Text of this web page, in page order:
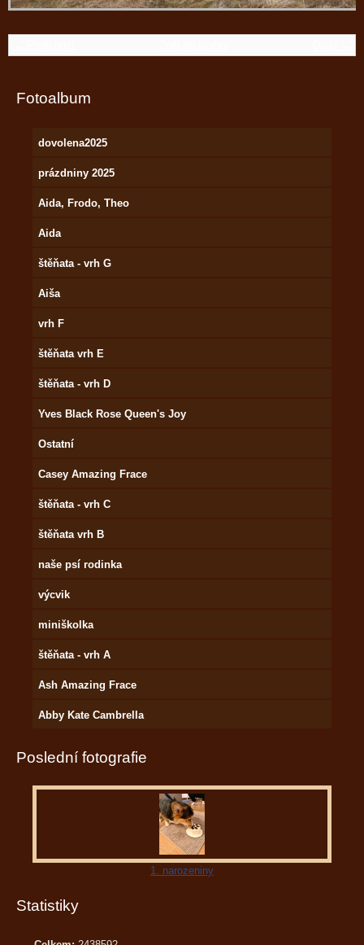
Fotoalbum
dovolena2025
prázdniny 2025
Aida, Frodo, Theo
Aida
štěňata - vrh G
Aiša
vrh F
štěňata vrh E
štěňata - vrh D
Yves Black Rose Queen's Joy
Ostatní
Casey Amazing Frace
štěňata - vrh C
štěňata vrh B
naše psí rodinka
výcvik
miniškolka
štěňata - vrh A
Ash Amazing Frace
Abby Kate Cambrella
Poslední fotografie
1. narozeniny
Statistiky